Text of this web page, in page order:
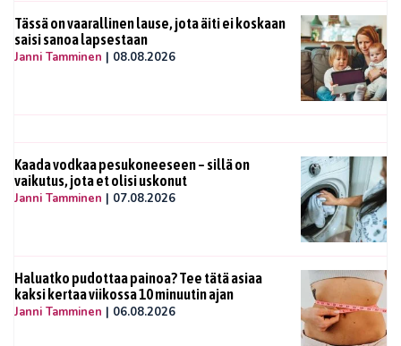
Tässä on vaarallinen lause, jota äiti ei koskaan
saisi sanoa lapsestaan
Janni Tamminen | 08.08.2026
Kaada vodkaa pesukoneeseen – sillä on
vaikutus, jota et olisi uskonut
Janni Tamminen | 07.08.2026
Haluatko pudottaa painoa? Tee tätä asiaa
kaksi kertaa viikossa 10 minuutin ajan
Janni Tamminen | 06.08.2026